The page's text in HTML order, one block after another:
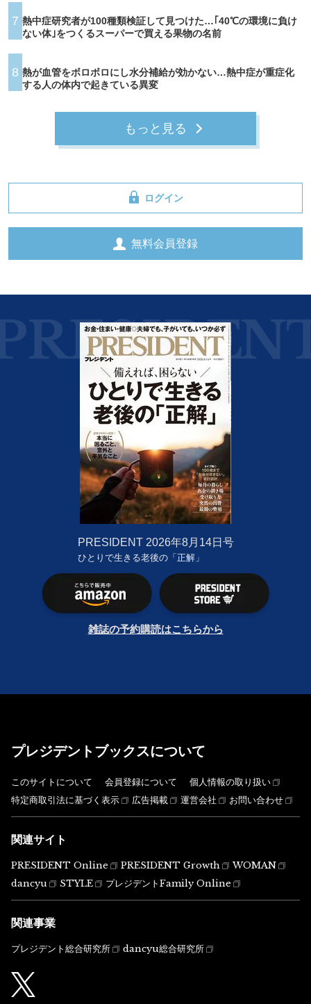
7 熱中症研究者が100種類検証して見つけた…｢40℃の環境に負け
ない体｣をつくるスーパーで買える果物の名前
8 熱が血管をボロボロにし水分補給が効かない…熱中症が重症化
する人の体内で起きている異変
もっと見る
ログイン
無料会員登録
PRESIDENT 2026年8月14日号
ひとりで生きる老後の「正解」
雑誌の予約購読はこちらから
プレジデントブックスについて
このサイトについて 会員登録について
個人情報の取り扱い
特定商取引法に基づく表示
広告掲載 運営会社 お問い合わせ
関連サイト
PRESIDENT Online PRESIDENT Growth
WOMAN
dancyu
STYLE プレジデントFamily Online
関連事業
プレジデント総合研究所 dancyu総合研究所